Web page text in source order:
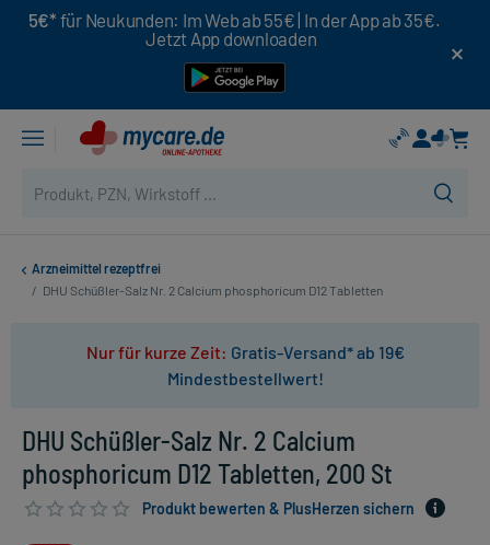
5€* für Neukunden: Im Web ab 55€ | In der App ab 35€.
Jetzt App downloaden
Arzneimittel rezeptfrei
/ DHU Schüßler-Salz Nr. 2 Calcium phosphoricum D12 Tabletten
Nur für kurze Zeit: Gratis-Versand* ab 19€
Mindestbestellwert!
DHU Schüßler-Salz Nr. 2 Calcium
phosphoricum D12 Tabletten, 200 St
Produkt bewerten & PlusHerzen sichern